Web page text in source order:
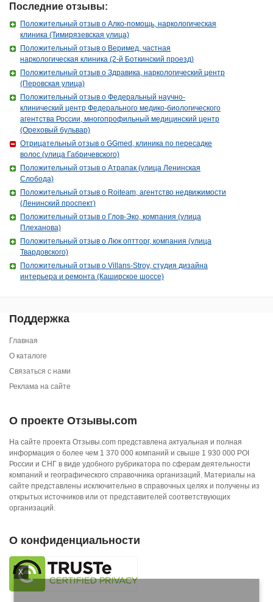
X
Последние отзывы:
Положительный отзыв о Алко-помощь, наркологическая
клиника (Тимирязевская улица)
Положительный отзыв о Веримед, частная
наркологическая клиника (2-й Боткинский проезд)
Положительный отзыв о Здравика, наркологический центр
(Перовская улица)
Положительный отзыв о Федеральный научно-
клинический центр Федерального медико-биологического
агентства России, многопрофильный медицинский центр
(Ореховый бульвар)
Отрицательный отзыв о GGmed, клиника по пересадке
волос (улица Габричевского)
Положительный отзыв о Атрапак (улица Ленинская
Слобода)
Положительный отзыв о Roiteam, агентство недвижимости
(Ленинский проспект)
Положительный отзыв о Глов-Эко, компания (улица
Плеханова)
Положительный отзыв о Люк оптторг, компания (улица
Твардовского)
Положительный отзыв о Villans-Stroy, студия дизайна
интерьера и ремонта (Каширское шоссе)
Поддержка
Главная
О каталоге
Связаться с нами
Реклама на сайте
О проекте Отзывы.com
На сайте проекта Отзывы.com представлена актуальная и полная
информация о более чем 1 370 000 компаний и свыше 1 930 000 POI
России и СНГ в виде удобного рубрикатора по сферам деятельности
компаний и географического справочника организаций. Материалы на
сайте представлены исключительно в справочных целях и получены из
открытых источников или от представителей соответствующих
организаций.
О конфиденциальности